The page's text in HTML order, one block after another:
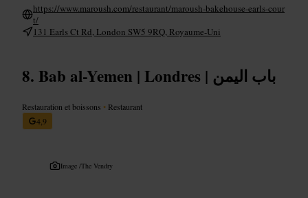
https://www.maroush.com/restaurant/maroush-bakehouse-earls-cour
t/
131 Earls Ct Rd, London SW5 9RQ, Royaume-Uni
Bab al-Yemen | Londres | باب اليمن
Restauration et boissons • Restaurant
4,9
Image /The Vendry